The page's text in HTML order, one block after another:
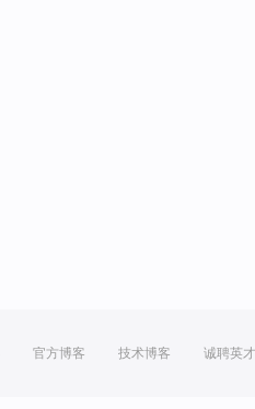
官方博客 技术博客 诚聘英才